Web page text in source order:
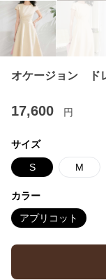
オケージョン ド
17,600 円
サイズ
S M
カラー
アプリコット